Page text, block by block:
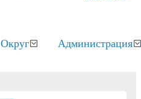
Округ Администрация